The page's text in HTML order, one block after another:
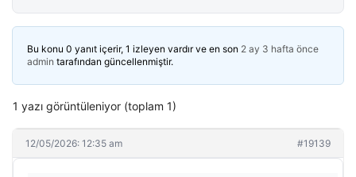
Bu konu 0 yanıt içerir, 1 izleyen vardır ve en son 2 ay 3 hafta önce
admin tarafından güncellenmiştir.
1 yazı görüntüleniyor (toplam 1)
12/05/2026: 12:35 am #19139